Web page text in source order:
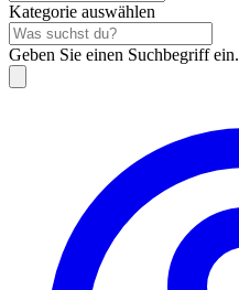
Kategorie auswählen
Geben Sie einen Suchbegriff ein.